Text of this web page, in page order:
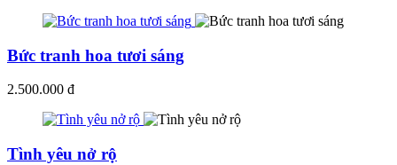
Bức tranh hoa tươi sáng
2.500.000 đ
Tình yêu nở rộ